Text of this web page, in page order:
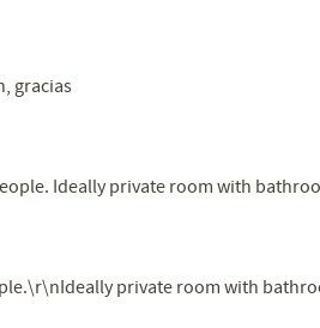
gracias
Ideally private room with
private room with